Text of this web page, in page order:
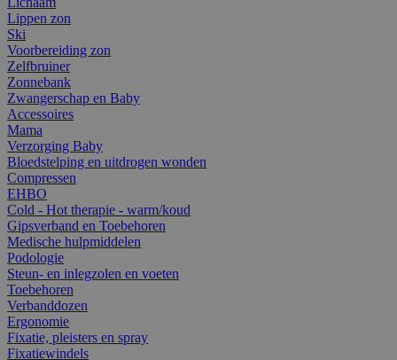
Lippen zon
Ski
Voorbereiding zon
Zelfbruiner
Zonnebank
Zwangerschap en Baby
Accessoires
Mama
Verzorging Baby
Bloedstelping en uitdrogen wonden
Compressen
EHBO
Cold - Hot therapie - warm/koud
Gipsverband en Toebehoren
Medische hulpmiddelen
Podologie
Steun- en inlegzolen en voeten
Toebehoren
Verbanddozen
Ergonomie
Fixatie, pleisters en spray
Fixatiewindels